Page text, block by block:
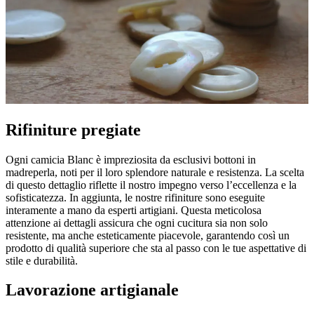
Rifiniture pregiate
Ogni camicia Blanc è impreziosita da esclusivi bottoni in
madreperla, noti per il loro splendore naturale e resistenza. La scelta
di questo dettaglio riflette il nostro impegno verso l’eccellenza e la
sofisticatezza. In aggiunta, le nostre rifiniture sono eseguite
interamente a mano da esperti artigiani. Questa meticolosa
attenzione ai dettagli assicura che ogni cucitura sia non solo
resistente, ma anche esteticamente piacevole, garantendo così un
prodotto di qualità superiore che sta al passo con le tue aspettative di
stile e durabilità.
Lavorazione artigianale